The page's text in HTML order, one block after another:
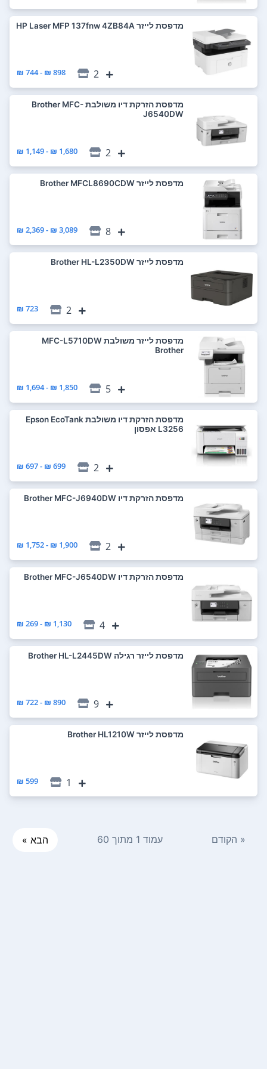
מדפסת ‏לייזר HP Laser MFP 137fnw 4ZB84A
2
898 ₪ - 744 ₪
מדפסת ‏הזרקת דיו ‏משולבת Brother MFC-
J6540DW
2
1,680 ₪ - 1,149 ₪
מדפסת ‏לייזר Brother MFCL8690CDW
8
3,089 ₪ - 2,369 ₪
מדפסת ‏לייזר Brother HL-L2350DW
2
723 ₪
מדפסת ‏לייזר ‏משולבת MFC-L5710DW‎
Brother
5
1,850 ₪ - 1,694 ₪
מדפסת ‏הזרקת דיו ‏משולבת Epson EcoTank
L3256 אפסון
2
699 ₪ - 697 ₪
מדפסת ‏הזרקת דיו Brother MFC-J6940DW
2
1,900 ₪ - 1,752 ₪
מדפסת ‏הזרקת דיו Brother MFC-J6540DW
4
1,130 ₪ - 269 ₪
מדפסת ‏לייזר ‏רגילה Brother HL-L2445DW
9
890 ₪ - 722 ₪
מדפסת ‏לייזר Brother HL1210W
1
599 ₪
« הקודם עמוד 1 מתוך 60 הבא »